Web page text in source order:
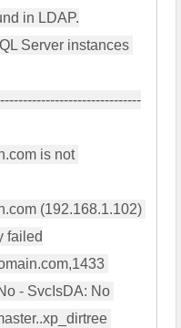
in LDAP.
Server instances
is not
(192.168.1.102)
failed
- SvcIsDA: No